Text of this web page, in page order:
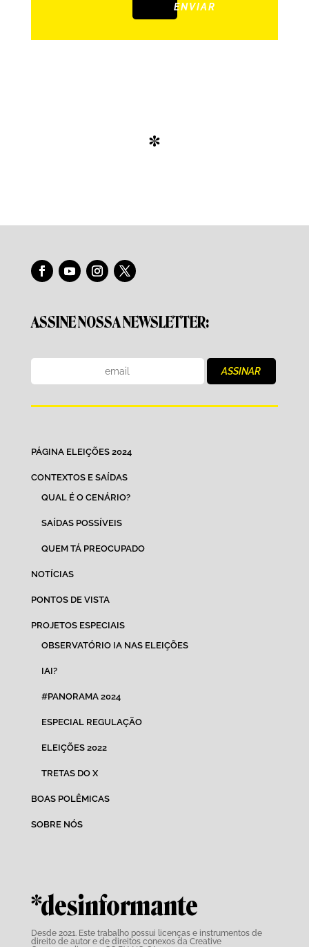
ENVIAR
*
ASSINE NOSSA NEWSLETTER:
PÁGINA ELEIÇÕES 2024
CONTEXTOS E SAÍDAS
QUAL É O CENÁRIO?
SAÍDAS POSSÍVEIS
QUEM TÁ PREOCUPADO
NOTÍCIAS
PONTOS DE VISTA
PROJETOS ESPECIAIS
OBSERVATÓRIO IA NAS ELEIÇÕES
IAI?
#PANORAMA 2024
ESPECIAL REGULAÇÃO
ELEIÇÕES 2022
TRETAS DO X
BOAS POLÊMICAS
SOBRE NÓS
*desinformante
Desde 2021. Este trabalho possui licenças e instrumentos de
direito de autor e de direitos conexos da Creative